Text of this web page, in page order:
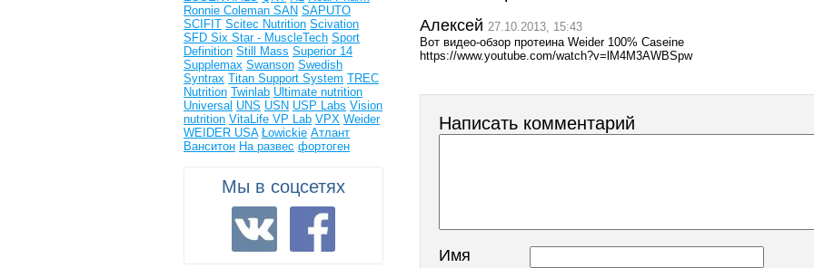
Алексей 27.10.2013, 15:43
Вот видео-обзор протеина Weider 100% Caseine
https://www.youtube.com/watch?v=lM4M3AWBSpw
Написать комментарий
Имя
Ronnie Coleman SAN SAPUTO
SCIFIT Scitec Nutrition Scivation
SFD Six Star - MuscleTech Sport
Definition Still Mass Superior 14
Supplemax Swanson Swedish
Syntrax Titan Support System TREC
Nutrition Twinlab Ultimate nutrition
Universal UNS USN USP Labs Vision
nutrition VitaLife VP Lab VPX Weider
WEIDER USA Łowickie Атлант
Ванситон На развес фортоген
Мы в соцсетях